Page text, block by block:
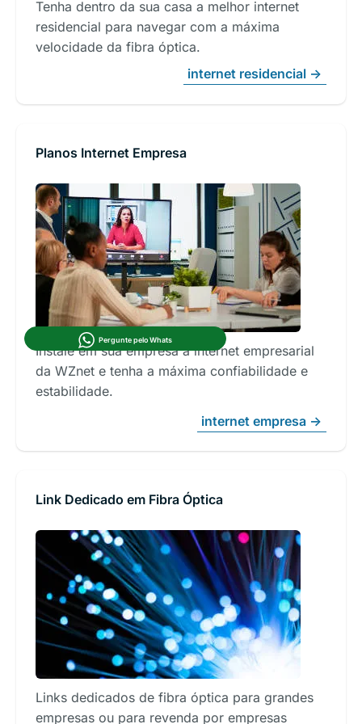
Tenha dentro da sua casa a melhor internet
residencial para navegar com a máxima
velocidade da fibra óptica.
internet residencial ->
Planos Internet Empresa
Instale em sua empresa a internet empresarial
da WZnet e tenha a máxima confiabilidade e
estabilidade.
internet empresa ->
Link Dedicado em Fibra Óptica
Links dedicados de fibra óptica para grandes
empresas ou para revenda por empresas
Pergunte pelo Whats